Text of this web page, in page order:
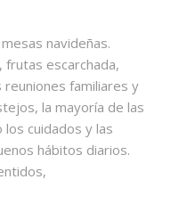
navideñas.
frutas escarchada,
familiares y
la mayoría de las
cuidados y las
hábitos diarios.